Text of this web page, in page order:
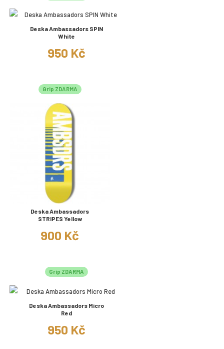
Deska Ambassadors SPIN
White
950 Kč
Grip ZDARMA
Deska Ambassadors
STRIPES Yellow
900 Kč
Grip ZDARMA
Deska Ambassadors Micro
Red
950 Kč